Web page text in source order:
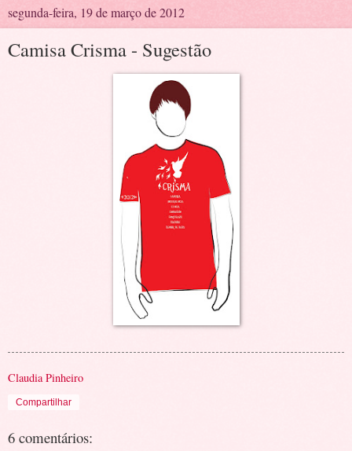
segunda-feira, 19 de março de 2012
Camisa Crisma - Sugestão
Claudia Pinheiro
Compartilhar
6 comentários: